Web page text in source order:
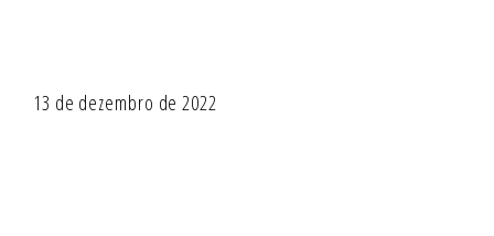
13 de dezembro de 2022